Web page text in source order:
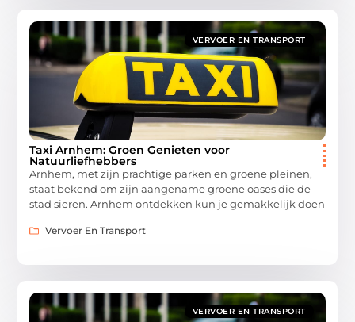
VERVOER EN TRANSPORT
Taxi Arnhem: Groen Genieten voor
Natuurliefhebbers
Arnhem, met zijn prachtige parken en groene pleinen,
staat bekend om zijn aangename groene oases die de
stad sieren. Arnhem ontdekken kun je gemakkelijk doen
Vervoer En Transport
VERVOER EN TRANSPORT